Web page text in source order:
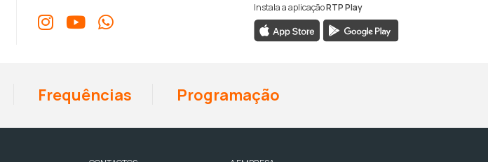
Instala a aplicaçãoRTP Play
Frequências Programação